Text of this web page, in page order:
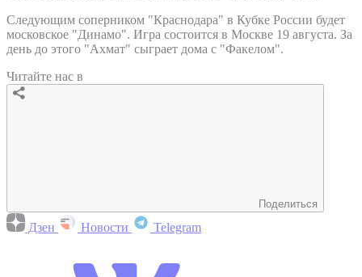
Следующим соперником "Краснодара" в Кубке России будет
московское "Динамо". Игра состоится в Москве 19 августа. За
день до этого "Ахмат" сыграет дома с "Факелом".
Читайте нас в
Поделиться
Дзен Новости Telegram